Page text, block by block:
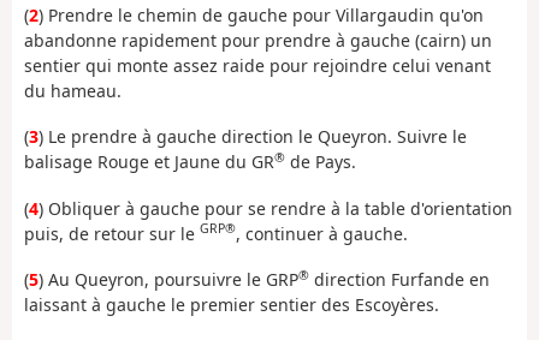
(2) Prendre le chemin de gauche pour Villargaudin qu'on
abandonne rapidement pour prendre à gauche (cairn) un
sentier qui monte assez raide pour rejoindre celui venant
du hameau.
(3) Le prendre à gauche direction le Queyron. Suivre le
balisage Rouge et Jaune du GR® de Pays.
(4) Obliquer à gauche pour se rendre à la table d'orientation
puis, de retour sur le GRP®, continuer à gauche.
(5) Au Queyron, poursuivre le GRP® direction Furfande en
laissant à gauche le premier sentier des Escoyères.